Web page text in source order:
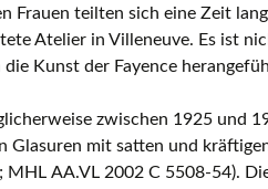
Frauen teilten sich eine Zeit
Atelier in Villeneuve. Es ist
Kunst der Fayence
zwischen 1925 und
Glasuren mit satten und
MHL AA.VL 2002 C 5508-54).